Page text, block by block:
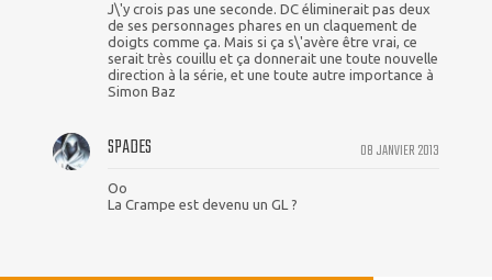
J\'y crois pas une seconde. DC éliminerait pas deux
de ses personnages phares en un claquement de
doigts comme ça. Mais si ça s\'avère être vrai, ce
serait très couillu et ça donnerait une toute nouvelle
direction à la série, et une toute autre importance à
Simon Baz
08 JANVIER 2013
SPADES
Oo
La Crampe est devenu un GL ?